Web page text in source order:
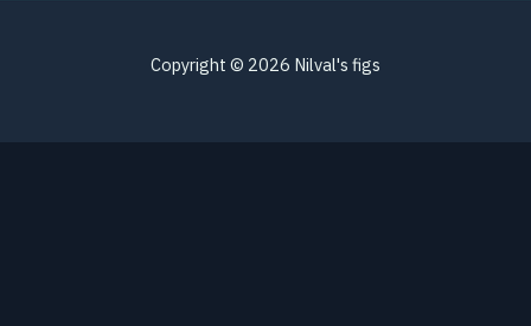
Copyright © 2026 Nilval's figs